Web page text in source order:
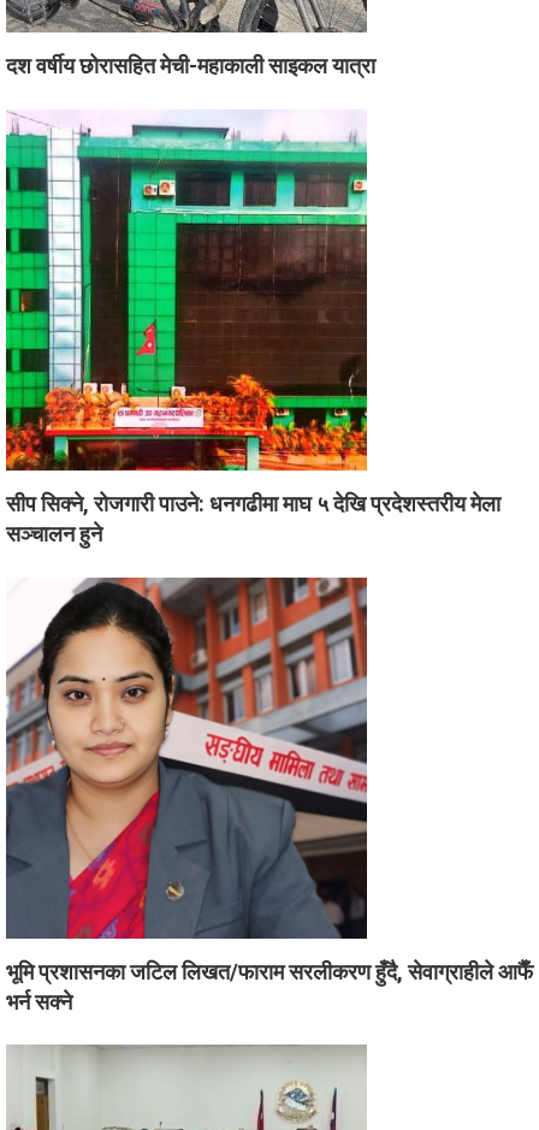
दश वर्षीय छोरासहित मेची-महाकाली साइकल यात्रा
सीप सिक्ने, रोजगारी पाउने: धनगढीमा माघ ५ देखि प्रदेशस्तरीय मेला
सञ्चालन हुने
भूमि प्रशासनका जटिल लिखत/फाराम सरलीकरण हुँदै, सेवाग्राहीले आफैँ
भर्न सक्ने